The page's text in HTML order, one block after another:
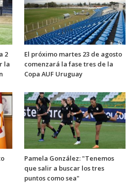
2
la
El próximo martes 23 de agosto
comenzará la fase tres de la
Copa AUF Uruguay
Pamela González: "Tenemos
que salir a buscar los tres
puntos como sea"